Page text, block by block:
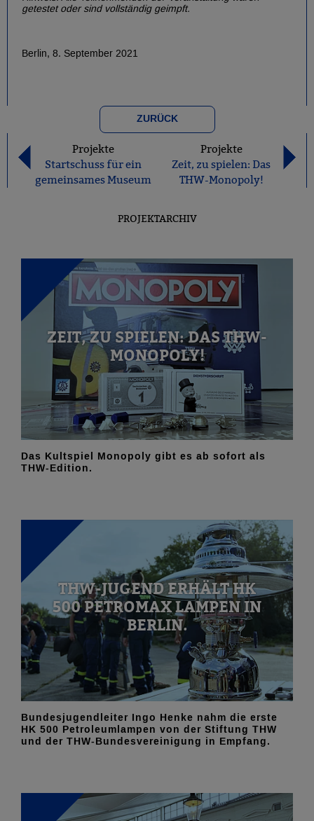
getestet oder sind vollständig geimpft.
Berlin, 8. September 2021
ZURÜCK
Projekte
Startschuss für ein
gemeinsames Museum
Projekte
Zeit, zu spielen: Das
THW-Monopoly!
PROJEKTARCHIV
ZEIT, ZU SPIELEN: DAS THW-
MONOPOLY!
Das Kultspiel Monopoly gibt es ab sofort als
THW-Edition.
THW-JUGEND ERHÄLT HK
500 PETROMAX LAMPEN IN
BERLIN.
Bundesjugendleiter Ingo Henke nahm die erste
HK 500 Petroleumlampen von der Stiftung THW
und der THW-Bundesvereinigung in Empfang.